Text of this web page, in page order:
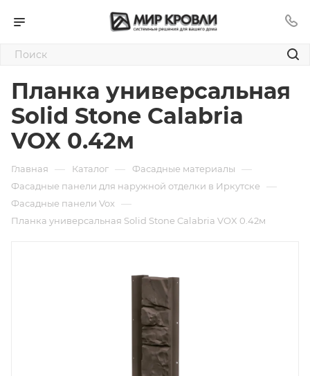
Планка универсальная
Solid Stone Calabria
VOX 0.42м
Главная — Каталог — Фасадные материалы —
Фасадные панели для наружной отделки в Иркутске —
Фасадные панели Vox —
Планка универсальная Solid Stone Calabria VOX 0.42м